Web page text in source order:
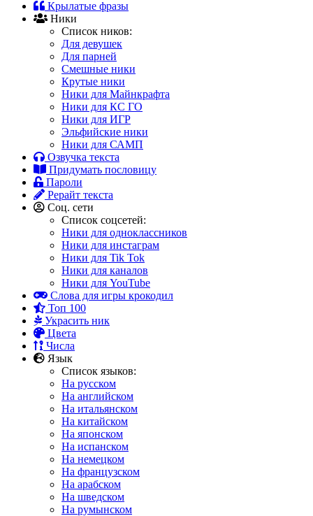
Крылатые фразы
Ники
Список ников:
Для девушек
Для парней
Смешные ники
Крутые ники
Ники для Майнкрафта
Ники для КС ГО
Ники для ИГР
Эльфийские ники
Ники для САМП
Озвучка текста
Придумать пословицу
Пароли
Рерайт текста
Соц. сети
Список соцсетей:
Ники для одноклассников
Ники для инстаграм
Ники для Tik Tok
Ники для каналов
Ники для YouTube
Слова для игры крокодил
Топ 100
Украсить ник
Цвета
Числа
Язык
Список языков:
На русском
На английском
На итальянском
На китайском
На японском
На испанском
На немецком
На французском
На арабском
На шведском
На румынском